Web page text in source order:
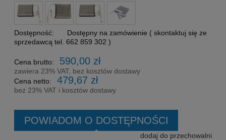
Dostępność:
Dostępny na zamówienie ( skontaktuj się ze
sprzedawcą tel. 662 859 302 )
Cena brutto: 590,00 zł
zawiera 23% VAT, bez kosztów dostawy
Cena netto:
479,67 zł
bez 23% VAT i kosztów dostawy
POWIADOM O DOSTĘPNOŚCI
dodaj do przechowalni